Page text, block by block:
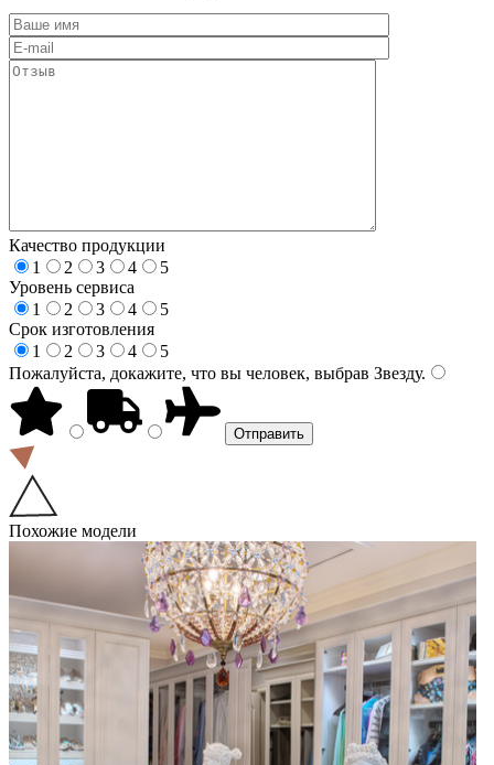
Качество продукции
1
2 3 4
5
Уровень сервиса
1
2 3 4
5
Срок изготовления
1
2 3 4
5
Пожалуйста, докажите, что вы человек, выбрав Звезду.
Похожие модели